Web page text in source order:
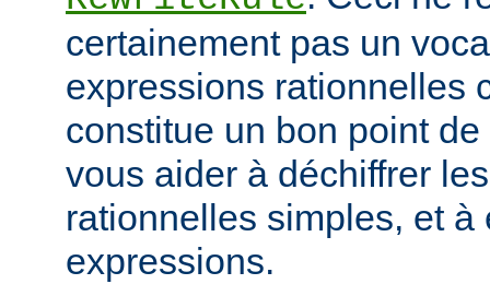
certainement pas un
expressions rationnelles
constitue un bon point
vous aider à déchiffrer
rationnelles simples, et à
expressions.